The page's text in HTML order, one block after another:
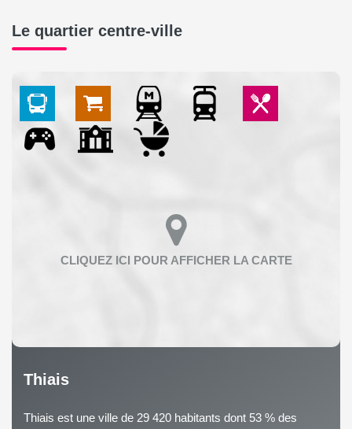
Le quartier centre-ville
Thiais
Thiais est une ville de 29 420 habitants dont 53 % des